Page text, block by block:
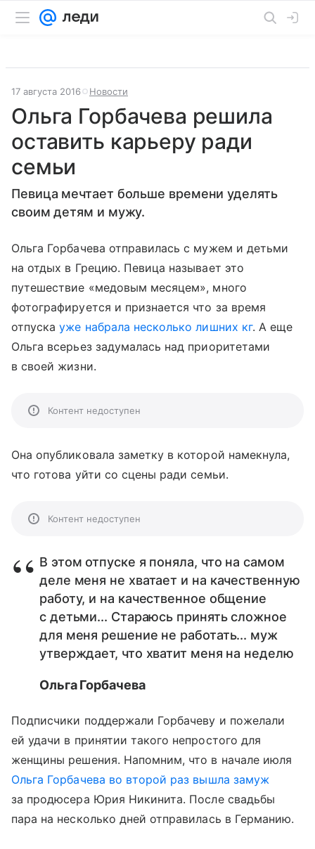
17 августа 2016 Новости
Ольга Горбачева решила
оставить карьеру ради
семьи
Певица мечтает больше времени уделять
своим детям и мужу.
Ольга Горбачева отправилась с мужем и детьми
на отдых в Грецию. Певица называет это
путешествие «медовым месяцем», много
фотографируется и признается что за время
отпускауже набрала несколько лишних кг. А еще
Ольга всерьез задумалась над приоритетами
в своей жизни.
Контент недоступен
Она опубликовала заметку в которой намекнула,
что готова уйти со сцены ради семьи.
Контент недоступен
В этом отпуске я поняла, что на самом
деле меня не хватает и на качественную
работу, и на качественное общение
с детьми... Стараюсь принять сложное
для меня решение не работать... муж
утверждает, что хватит меня на неделю
Ольга Горбачева
Подписчики поддержали Горбачеву и пожелали
ей удачи в принятии такого непростого для
женщины решения. Напомним, что в начале июля
Ольга Горбачева во второй раз вышла замуж
за продюсера Юрия Никинита. После свадьбы
пара на несколько дней отправилась в Германию.